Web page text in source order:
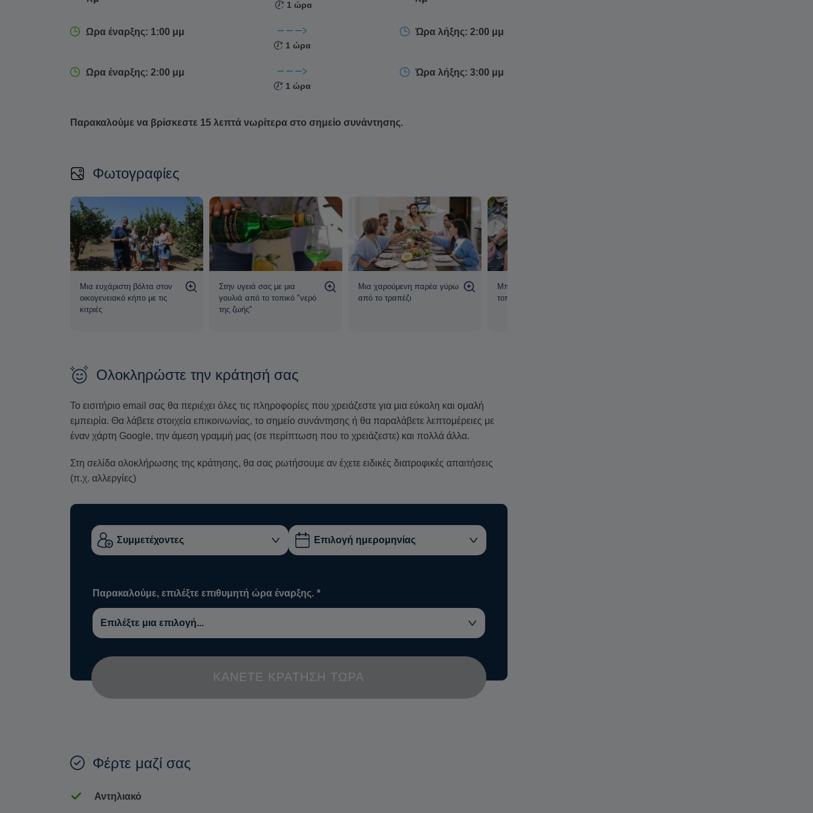
1 ώρα
Ωρα έναρξης: 1:00 μμ
1 ώρα
Ώρα λήξης: 2:00 μμ
Ωρα έναρξης: 2:00 μμ
1 ώρα
Ώρα λήξης: 3:00 μμ
Παρακαλούμε να βρίσκεστε 15 λεπτά νωρίτερα στο σημείο συνάντησης.
Φωτογραφίες
Μια ευχάριστη βόλτα στον
οικογενειακό κήπο με τις
κιτριές
Στην υγειά σας με μια
γουλιά από το τοπικό "νερό
της ζωής"
Μια χαρούμενη παρέα γύρω
από το τραπέζι
Μπουκιές και σνακ από
τοπικά προϊόντα
Ολοκληρώστε την κράτησή σας
Το εισιτήριο email σας θα περιέχει όλες τις πληροφορίες που χρειάζεστε για μια εύκολη και ομαλή
εμπειρία. Θα λάβετε στοιχεία επικοινωνίας, το σημείο συνάντησης ή θα παραλάβετε λεπτομέρειες με
έναν χάρτη Google, την άμεση γραμμή μας (σε περίπτωση που το χρειάζεστε) και πολλά άλλα.
Στη σελίδα ολοκλήρωσης της κράτησης, θα σας ρωτήσουμε αν έχετε ειδικές διατροφικές απαιτήσεις
(π.χ. αλλεργίες)
Παρακαλούμε, επιλέξτε επιθυμητή ώρα έναρξης. *
ΚΆΝΕΤΕ ΚΡΆΤΗΣΗ ΤΏΡΑ
Φέρτε μαζί σας
Αντηλιακό